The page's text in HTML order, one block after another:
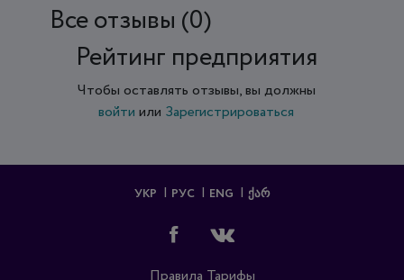
Все отзывы (0)
Рейтинг предприятия
Чтобы оставлять отзывы, вы должны
войти или Зарегистрироваться
УКР РУС ENG ᲥᲐᲠ
Правила Тарифы